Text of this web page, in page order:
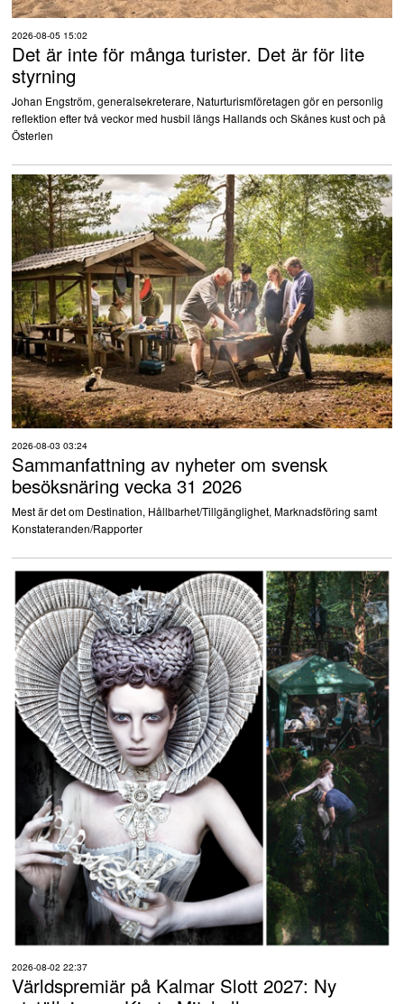
2026-08-05 15:02
Det är inte för många turister. Det är för lite
styrning
Johan Engström, generalsekreterare, Naturturismföretagen gör en personlig
reflektion efter två veckor med husbil längs Hallands och Skånes kust och på
Österlen
2026-08-03 03:24
Sammanfattning av nyheter om svensk
besöksnäring vecka 31 2026
Mest är det om Destination, Hållbarhet/Tillgänglighet, Marknadsföring samt
Konstateranden/Rapporter
2026-08-02 22:37
Världspremiär på Kalmar Slott 2027: Ny